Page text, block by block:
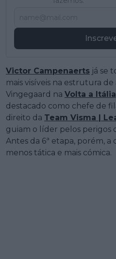
Victor Campenaerts já se
mais visíveis na estrutura de
Vingegaard na Volta a Itália
destacado como chefe de
direito da Team Visma |
guiam o líder pelos perigos
Antes da 6ª etapa, porém,
menos tática e mais cómica.